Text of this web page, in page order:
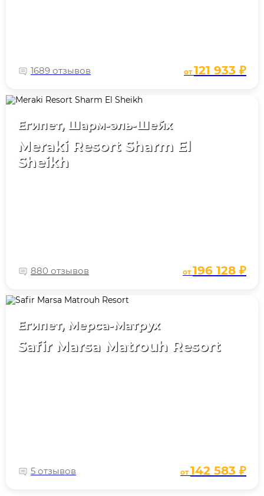
1689 отзывов от121 933 ₽
Египет, Шарм-эль-Шейх
Meraki Resort Sharm El
Sheikh
880 отзывов от196 128 ₽
Египет, Мерса-Матрух
Safir Marsa Matrouh Resort
5 отзывов от142 583 ₽